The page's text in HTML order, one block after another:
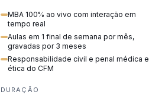
judicialização e planejamento
patrimonial.
MBA 100% ao vivo com interação em
tempo real
Aulas em 1 final de semana por mês,
gravadas por 3 meses
Responsabilidade civil e penal médica e
ética do CFM
DURAÇÃO